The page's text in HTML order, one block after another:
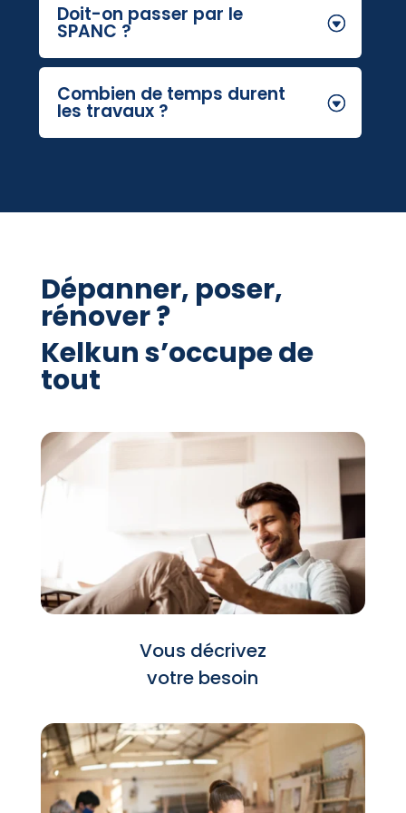
Doit-on passer par le
SPANC ?
Combien de temps durent
les travaux ?
Dépanner, poser,
rénover ?
Kelkun s’occupe de
tout
Vous décrivez
votre besoin